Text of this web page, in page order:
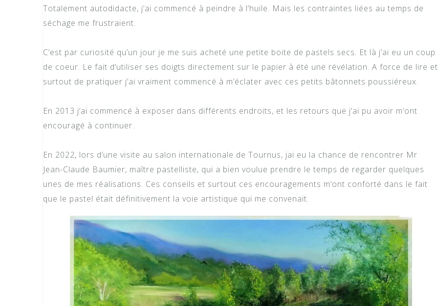
Totalement autodidacte, j’ai commencé à peindre à l’huile. Mais les contraintes liées au temps de
séchage me frustraient.
C’est par curiosité qu’un jour je me suis acheté une petite boite de pastels secs. Et là j’ai eu un coup
de coeur. Le fait d’utiliser ses doigts directement sur le papier à été une révélation. A force de lire et
surtout de pratiquer j’ai vraiment commencé à m’éclater avec ces petits bâtonnets poussiéreux.
En 2013 j’ai commencé à exposer dans différents endroits, et les retours que j’ai pu avoir m’ont
encouragé à continuer.
En 2022, lors d’une visite au salon internationale de Tournus, jai eu la chance de rencontrer Mr
Jean-Claude Baumier, maître pastelliste, qui a bien voulue prendre le temps de regarder quelques
unes de mes réalisations. Ces conseils et surtout ces encouragements m’ont conforté dans le fait
que le pastel était définitivement la voie artistique qui me convenait.